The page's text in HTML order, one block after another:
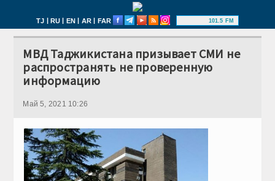
TJ | RU | EN | AR | FAR 101.5 FM
МВД Таджикистана призывает СМИ не
распространять не проверенную
информацию
Май 5, 2021 10:26